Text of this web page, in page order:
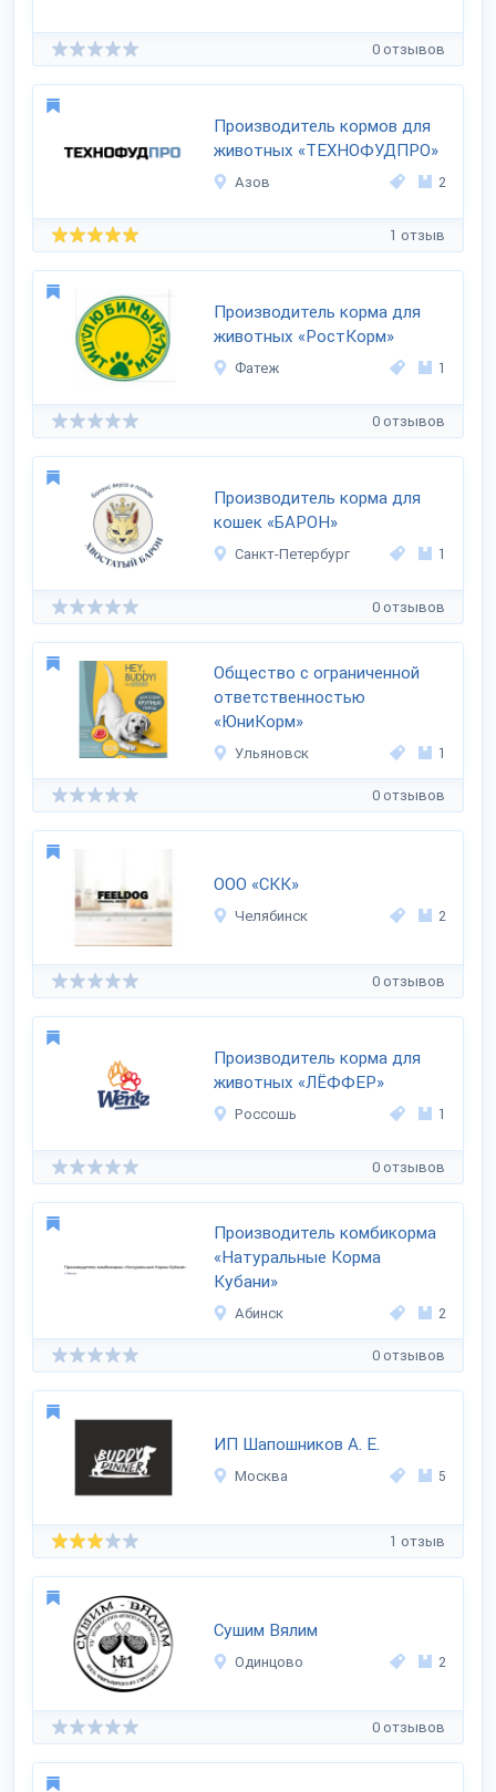
0 отзывов
Производитель кормов для
животных «ТЕХНОФУДПРО»
Азов 2
1 отзыв
Производитель корма для
животных «РостКорм»
Фатеж 1
0 отзывов
Производитель корма для
кошек «БАРОН»
Санкт-Петербург 1
0 отзывов
Общество с ограниченной
ответственностью
«ЮниКорм»
Ульяновск 1
0 отзывов
ООО «СКК»
Челябинск 2
0 отзывов
Производитель корма для
животных «ЛЁФФЕР»
Россошь 1
0 отзывов
Производитель комбикорма
«Натуральные Корма
Кубани»
Абинск 2
0 отзывов
ИП Шапошников А. Е.
Москва 5
1 отзыв
Сушим Вялим
Одинцово 2
0 отзывов